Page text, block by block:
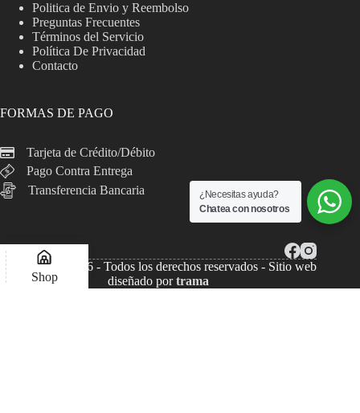
Politica de Envio y Reembolso
Preguntas Frecuentes
Términos del Servicio
Política De Privacidad
Contacto
FORMAS DE PAGO
Tarjeta de Crédito/Débito
Pago Contra Entrega
Transferencia Bancaria
Copyright © 2026 - Todos los derechos reservados - Sitio web
diseñado portrama
¿Necesitas ayuda?
Chatea con nosotros
Shop